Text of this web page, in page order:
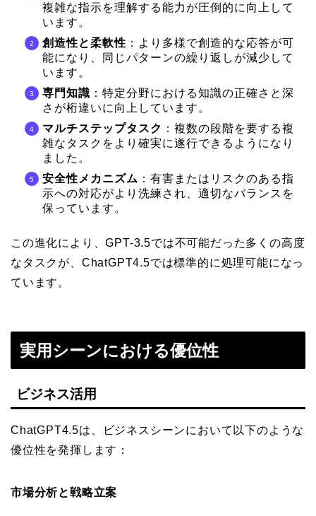
複雑な指示を理解する能力が圧倒的に向上して
います。
創造性と柔軟性 ：より多様で創造的な応答が可
能になり、同じパターンの繰り返しが減少して
います。
専門知識 ：特定分野における知識の正確さと深
さが桁違いに向上しています。
マルチステップタスク ：複数の段階を要する複
雑なタスクをより確実に遂行できるようになり
ました。
安全性メカニズム ：有害またはリスクのある指
示への対応がより洗練され、適切なバランスを
保っています。
この進化により、GPT-3.5では不可能だった多くの高度
なタスクが、ChatGPT4.5では標準的に処理可能になっ
ています。
実用シーンにおける優位性
ビジネス活用
ChatGPT4.5は、ビジネスシーンにおいて以下のような
優位性を発揮します：
市場分析と戦略立案